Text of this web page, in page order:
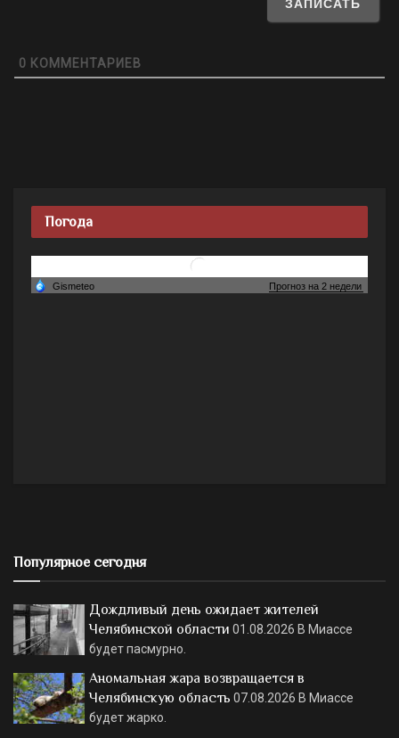
0 КОММЕНТАРИЕВ
Погода
Популярное сегодня
Дождливый день ожидает жителей
Челябинской области 01.08.2026 В Миассе
будет пасмурно.
Аномальная жара возвращается в
Челябинскую область 07.08.2026 В Миассе
будет жарко.